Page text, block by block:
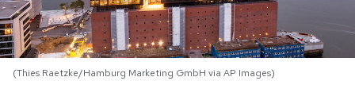
NEWSLETTER
(Thies Raetzke/Hamburg Marketing GmbH via AP Images)